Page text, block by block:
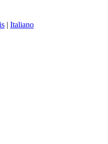
| Italiano